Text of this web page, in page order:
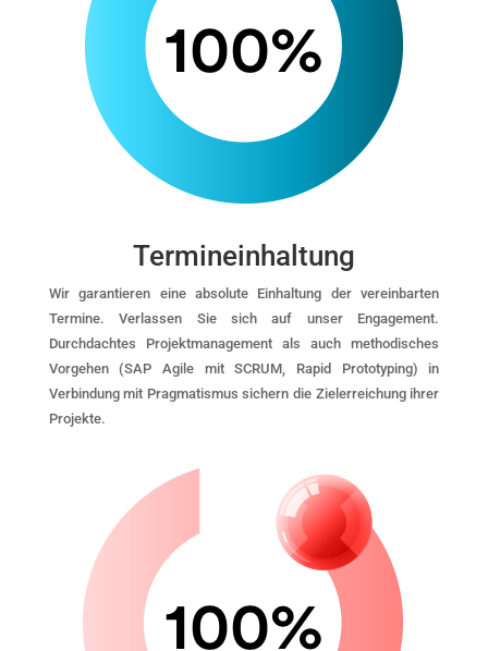
Termineinhaltung
Wir garantieren eine absolute Einhaltung der vereinbarten
Termine. Verlassen Sie sich auf unser Engagement.
Durchdachtes Projektmanagement als auch methodisches
Vorgehen (SAP Agile mit SCRUM, Rapid Prototyping) in
Verbindung mit Pragmatismus sichern die Zielerreichung ihrer
Projekte.